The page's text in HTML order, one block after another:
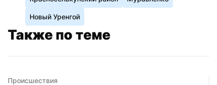
Новый Уренгой
Также по теме
Происшествия